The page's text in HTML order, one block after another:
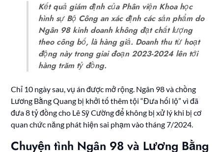
Kết quả giám định của Phân viện Khoa học
hình sự Bộ Công an xác định các sản phẩm do
Ngân 98 kinh doanh không đạt chất lượng
theo công bố, là hàng giả. Doanh thu từ hoạt
động này trong giai đoạn 2023-2024 lên tới
hàng trăm tỷ đồng.
Chỉ 10 ngày sau, vụ án được mở rộng. Ngân 98 và chồng
Lương Bằng Quang bị khởi tố thêm tội “Đưa hối lộ” vì đã
đưa 8 tỷ đồng cho Lê Sỹ Cường để không bị xử lý khi bị cơ
quan chức năng phát hiện sai phạm vào tháng 7/2024.
Chuyện tình Ngân 98 và Lương Bằng